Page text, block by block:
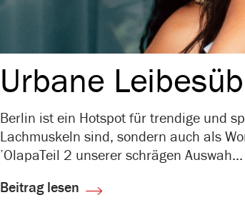
Urbane
Berlin ist ein Hotspot für trendige und
Lachmuskeln sind, sondern auch als
’OlapaTeil 2 unserer schrägen Auswah...
Beitrag lesen